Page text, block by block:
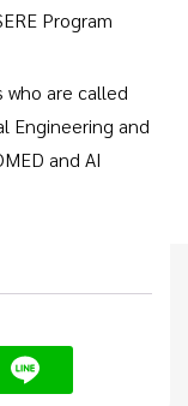
Program
are called
Engineering and
and AI